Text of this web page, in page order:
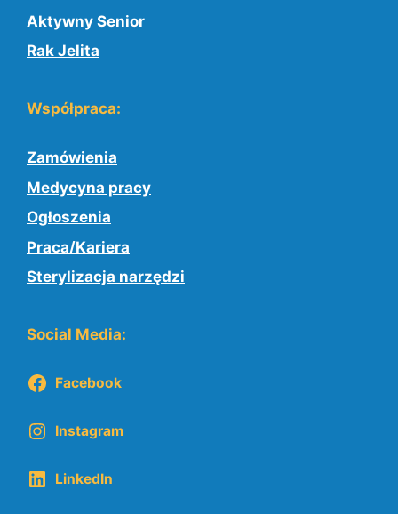
Aktywny Senior
Rak Jelita
Współpraca:
Zamówienia
Medycyna pracy
Ogłoszenia
Praca/Kariera
Sterylizacja narzędzi
Social Media:
Facebook
Instagram
LinkedIn